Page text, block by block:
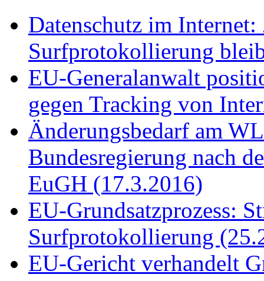
Datenschutz im
Surfprotokollierung
EU-Generalanwalt
gegen Tracking von
Änderungsbedarf am
Bundesregierung nach
EuGH (17.3.2016)
EU-Grundsatzprozess:
Surfprotokollierung
EU-Gericht verhandelt